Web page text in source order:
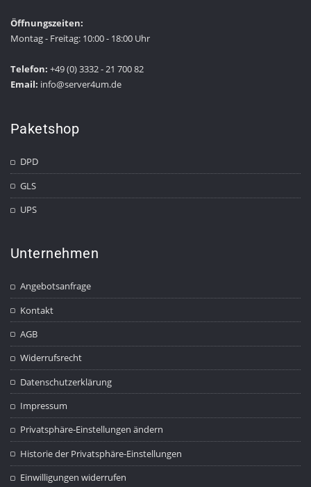
Öffnungszeiten:
Montag - Freitag: 10:00 - 18:00 Uhr
Telefon: +49 (0) 3332 - 21 700 82
Email: info@server4um.de
Paketshop
DPD
GLS
UPS
Unternehmen
Angebotsanfrage
Kontakt
AGB
Widerrufsrecht
Datenschutzerklärung
Impressum
Privatsphäre-Einstellungen ändern
Historie der Privatsphäre-Einstellungen
Einwilligungen widerrufen